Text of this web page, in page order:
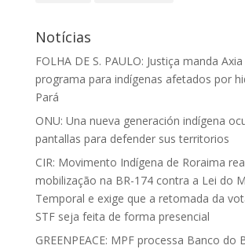
Notícias
FOLHA DE S. PAULO: Justiça manda
programa para indígenas afetados por
Pará
ONU: Una nueva generación indígena
pantallas para defender sus territorios
CIR: Movimento Indígena de Roraima
mobilização na BR-174 contra a Lei do
Temporal e exige que a retomada da
STF seja feita de forma presencial
GREENPEACE: MPF processa Banco do